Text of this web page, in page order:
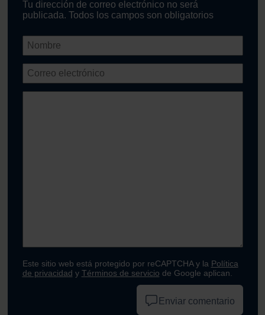
Tu dirección de correo electrónico no será
publicada. Todos los campos son obligatorios
Este sitio web está protegido por reCAPTCHA y la Política
de privacidad y Términos de servicio de Google aplican.
Enviar comentario